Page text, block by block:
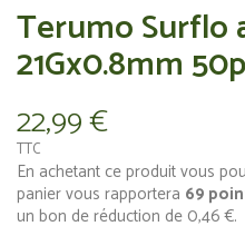
Terumo Surflo
21Gx0.8mm
22,99 €
TTC
En achetant ce produit vous
panier vous rapportera 69
un bon de réduction de 0,46 €.